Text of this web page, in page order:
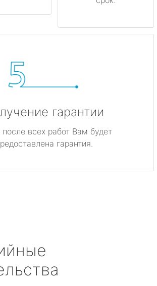
гарантии
всех работ Вам будет
гарантия.